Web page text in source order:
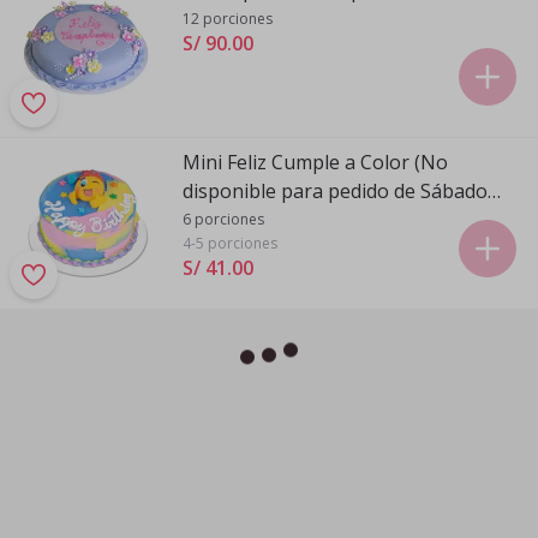
12 porciones
S/ 90.00
Mini Feliz Cumple a Color (No
disponible para pedido de Sábado
para Domingo)
6 porciones
4-5 porciones
S/ 41.00